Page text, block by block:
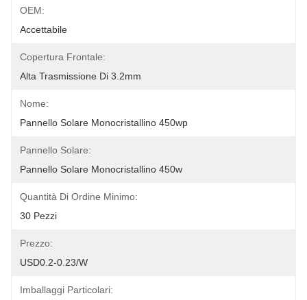
OEM:
Accettabile
Copertura Frontale:
Alta Trasmissione Di 3.2mm
Nome:
Pannello Solare Monocristallino 450wp
Pannello Solare:
Pannello Solare Monocristallino 450w
Quantità Di Ordine Minimo:
30 Pezzi
Prezzo:
USD0.2-0.23/w
Imballaggi Particolari: